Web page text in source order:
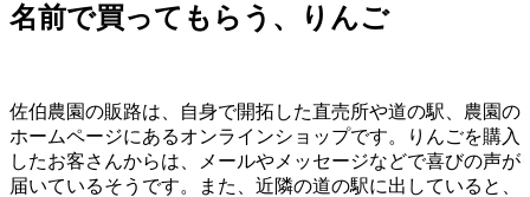
名前で買ってもらう、りんご
佐伯農園の販路は、自身で開拓した直売所や道の駅、農園の
ホームページにあるオンラインショップです。りんごを購入
したお客さんからは、メールやメッセージなどで喜びの声が
届いているそうです。また、近隣の道の駅に出していると、